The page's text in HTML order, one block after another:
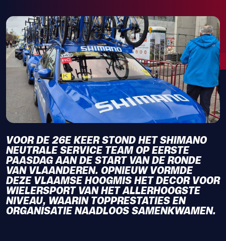
VOOR DE 26E KEER STOND HET SHIMANO
NEUTRALE SERVICE TEAM OP EERSTE
PAASDAG AAN DE START VAN DE RONDE
VAN VLAANDEREN. OPNIEUW VORMDE
DEZE VLAAMSE HOOGMIS HET DECOR VOOR
WIELERSPORT VAN HET ALLERHOOGSTE
NIVEAU, WAARIN TOPPRESTATIES EN
ORGANISATIE NAADLOOS SAMENKWAMEN.